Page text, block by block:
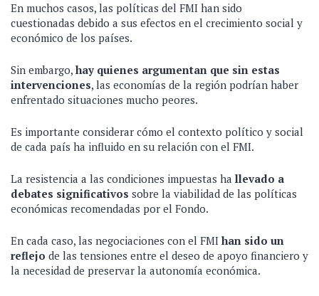
En muchos casos, las políticas del FMI han sido
cuestionadas debido a sus efectos en el crecimiento social y
económico de los países.
Sin embargo, hay quienes argumentan que sin estas
intervenciones, las economías de la región podrían haber
enfrentado situaciones mucho peores.
Es importante considerar cómo el contexto político y social
de cada país ha influido en su relación con el FMI.
La resistencia a las condiciones impuestas ha llevado a
debates significativos sobre la viabilidad de las políticas
económicas recomendadas por el Fondo.
En cada caso, las negociaciones con el FMI han sido un
reflejo de las tensiones entre el deseo de apoyo financiero y
la necesidad de preservar la autonomía económica.